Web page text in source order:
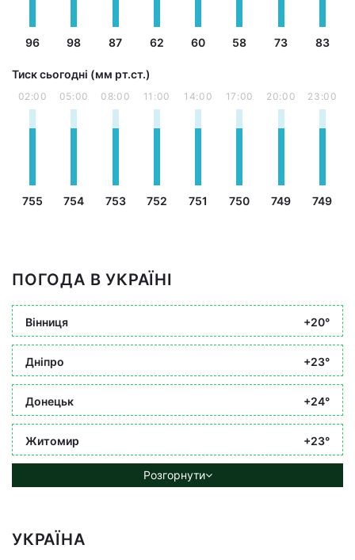
96 98 87 62 60 58 73 83
Тиск сьогодні (мм рт.ст.)
02:00
755
05:00
754
08:00
753
11:00
752
14:00
751
17:00
750
20:00
749
23:00
749
ПОГОДА В УКРАЇНІ
Вінниця +20°
Дніпро +23°
Донецьк +24°
Житомир +23°
Розгорнути
УКРАЇНА